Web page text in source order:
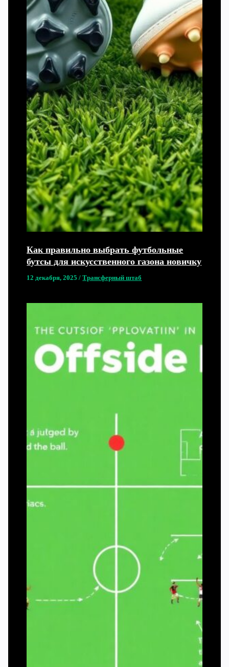
Как правильно выбрать футбольные
бутсы для искусственного газона новичку
12 декабря, 2025/Трансферный штаб